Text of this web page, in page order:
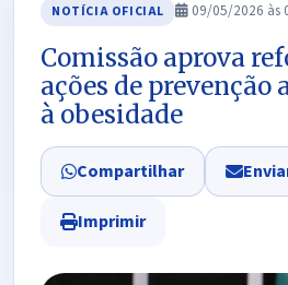
NOTÍCIA OFICIAL 09/05/2026 às
Comissão aprova
ações de prevenção
à obesidade
Compartilhar
Imprimir